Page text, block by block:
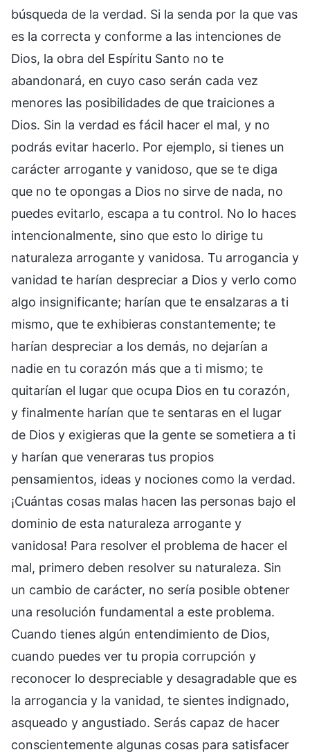
búsqueda de la verdad. Si la senda por la que vas
es la correcta y conforme a las intenciones de
Dios, la obra del Espíritu Santo no te
abandonará, en cuyo caso serán cada vez
menores las posibilidades de que traiciones a
Dios. Sin la verdad es fácil hacer el mal, y no
podrás evitar hacerlo. Por ejemplo, si tienes un
carácter arrogante y vanidoso, que se te diga
que no te opongas a Dios no sirve de nada, no
puedes evitarlo, escapa a tu control. No lo haces
intencionalmente, sino que esto lo dirige tu
naturaleza arrogante y vanidosa. Tu arrogancia y
vanidad te harían despreciar a Dios y verlo como
algo insignificante; harían que te ensalzaras a ti
mismo, que te exhibieras constantemente; te
harían despreciar a los demás, no dejarían a
nadie en tu corazón más que a ti mismo; te
quitarían el lugar que ocupa Dios en tu corazón,
y finalmente harían que te sentaras en el lugar
de Dios y exigieras que la gente se sometiera a ti
y harían que veneraras tus propios
pensamientos, ideas y nociones como la verdad.
¡Cuántas cosas malas hacen las personas bajo el
dominio de esta naturaleza arrogante y
vanidosa! Para resolver el problema de hacer el
mal, primero deben resolver su naturaleza. Sin
un cambio de carácter, no sería posible obtener
una resolución fundamental a este problema.
Cuando tienes algún entendimiento de Dios,
cuando puedes ver tu propia corrupción y
reconocer lo despreciable y desagradable que es
la arrogancia y la vanidad, te sientes indignado,
asqueado y angustiado. Serás capaz de hacer
conscientemente algunas cosas para satisfacer